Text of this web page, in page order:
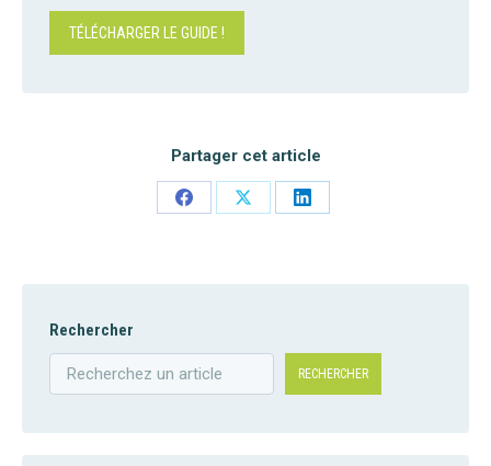
TÉLÉCHARGER LE GUIDE !
Partager cet article
Share
Share
Share
Rechercher
RECHERCHER